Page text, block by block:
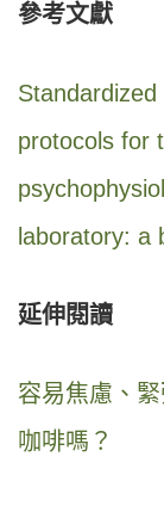
參考文獻
protocols for
laboratory: a
延伸閱讀
容易焦慮、
咖啡嗎？